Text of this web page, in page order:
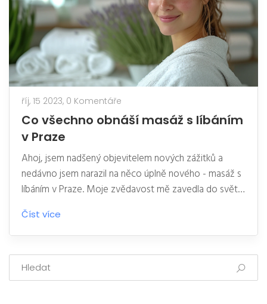
říj, 15 2023, 0 Komentáře
Co všechno obnáší masáž s líbáním
v Praze
Ahoj, jsem nadšený objevitelem nových zážitků a
nedávno jsem narazil na něco úplně nového - masáž s
líbáním v Praze. Moje zvědavost mě zavedla do světa
jemných doteků a intimních momentů, které přinášejí
tato unikátní relaxační seance. Je to zcela jiný zážitek,
než jsem měl dříve, a vzal mě to nejen na cestu
poznání, ale také mě uvolnilo na úplně nové úrovni.
Vestavte si pocit svobody, míru a relaxace, který
přináší tato masáž, k níž je přidáno ještě líbání.
Číst více